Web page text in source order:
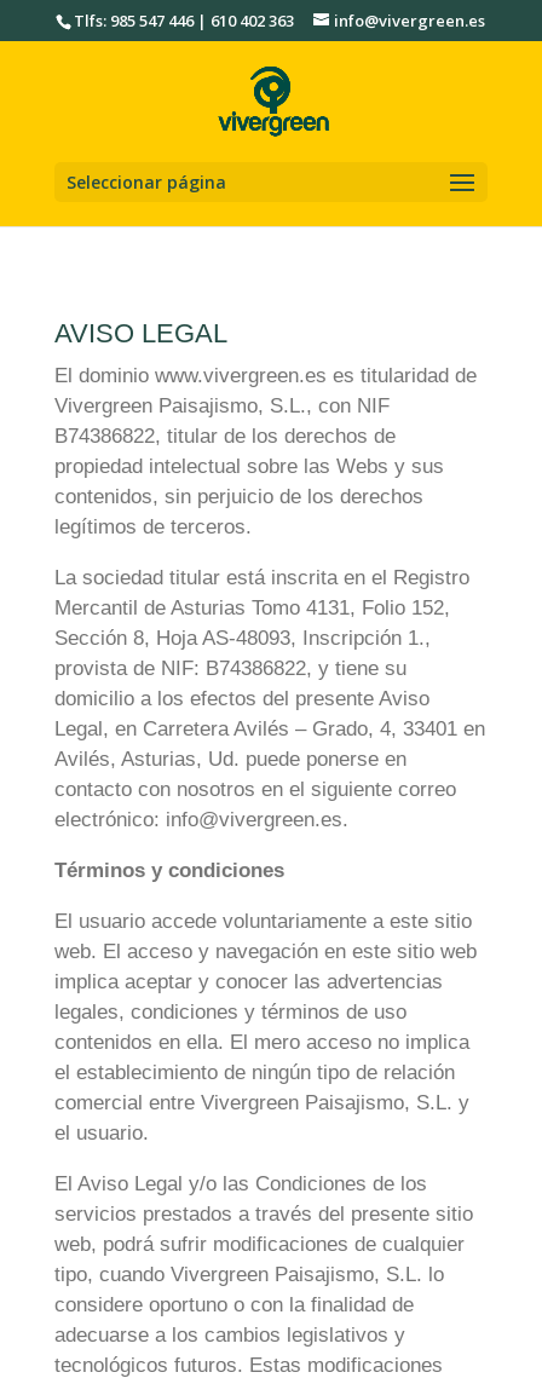
Tlfs: 985 547 446 | 610 402 363 info@vivergreen.es
Seleccionar página
AVISO LEGAL
El dominio www.vivergreen.es es titularidad de
Vivergreen Paisajismo, S.L., con NIF
B74386822, titular de los derechos de
propiedad intelectual sobre las Webs y sus
contenidos, sin perjuicio de los derechos
legítimos de terceros.
La sociedad titular está inscrita en el Registro
Mercantil de Asturias Tomo 4131, Folio 152,
Sección 8, Hoja AS-48093, Inscripción 1.,
provista de NIF: B74386822, y tiene su
domicilio a los efectos del presente Aviso
Legal, en Carretera Avilés – Grado, 4, 33401 en
Avilés, Asturias, Ud. puede ponerse en
contacto con nosotros en el siguiente correo
electrónico: info@vivergreen.es.
Términos y condiciones
El usuario accede voluntariamente a este sitio
web. El acceso y navegación en este sitio web
implica aceptar y conocer las advertencias
legales, condiciones y términos de uso
contenidos en ella. El mero acceso no implica
el establecimiento de ningún tipo de relación
comercial entre Vivergreen Paisajismo, S.L. y
el usuario.
El Aviso Legal y/o las Condiciones de los
servicios prestados a través del presente sitio
web, podrá sufrir modificaciones de cualquier
tipo, cuando Vivergreen Paisajismo, S.L. lo
considere oportuno o con la finalidad de
adecuarse a los cambios legislativos y
tecnológicos futuros. Estas modificaciones